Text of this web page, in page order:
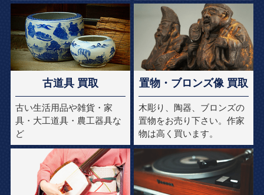
古道具 買取
古い生活用品や雑貨・家
具・大工道具・農工器具な
ど
置物・ブロンズ像 買取
木彫り、陶器、ブロンズの
置物をお売り下さい。作家
物は高く買います。